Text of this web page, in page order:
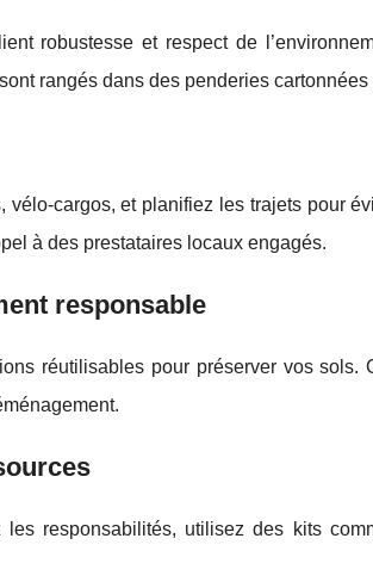
robustesse et respect de
rangés dans des penderies
cargos, et planifiez les trajets pour
à des prestataires locaux engagés.
responsable
réutilisables pour préserver vos sols.
responsabilités, utilisez des kits